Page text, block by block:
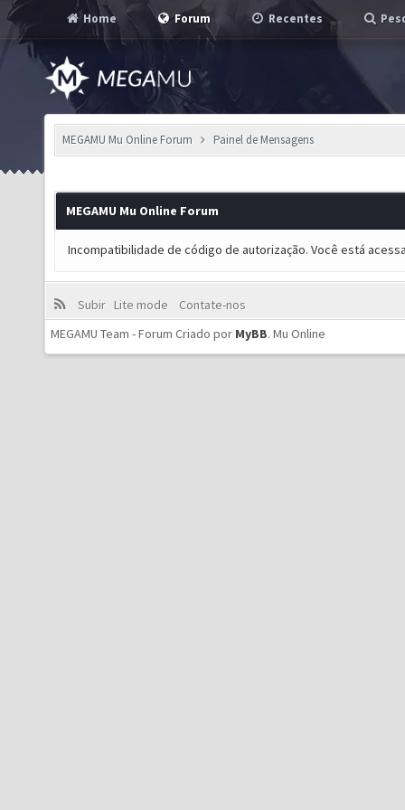
Home Forum Recentes
MEGAMU Mu Online Forum Painel de Mensagens
MEGAMU Mu Online Forum
Incompatibilidade de código de autorização. Você está
Subir Lite mode
Contate-nos
MEGAMU Team - Forum Criado por MyBB. Mu Online